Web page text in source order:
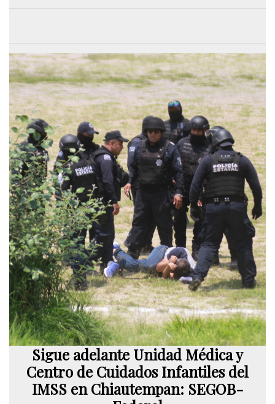
Sigue adelante Unidad Médica y
Centro de Cuidados Infantiles del
IMSS en Chiautempan: SEGOB-